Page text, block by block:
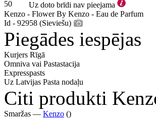
50
Uz doto brīdi nav pieejama
Kenzo - Flower By Kenzo - Eau de Parfum
Id - 92958 (Sieviešu)
Piegādes iespējas
Kurjers Rīgā
Omniva vai Pastastacija
Expresspasts
Uz Latvijas Pasta nodaļu
Citi produkti
Smaržas — Kenzo ()